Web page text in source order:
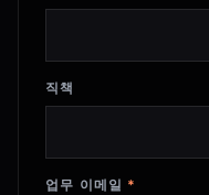
직책
업무 이메일 *